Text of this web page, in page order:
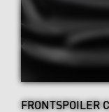
FRONTSPOILER